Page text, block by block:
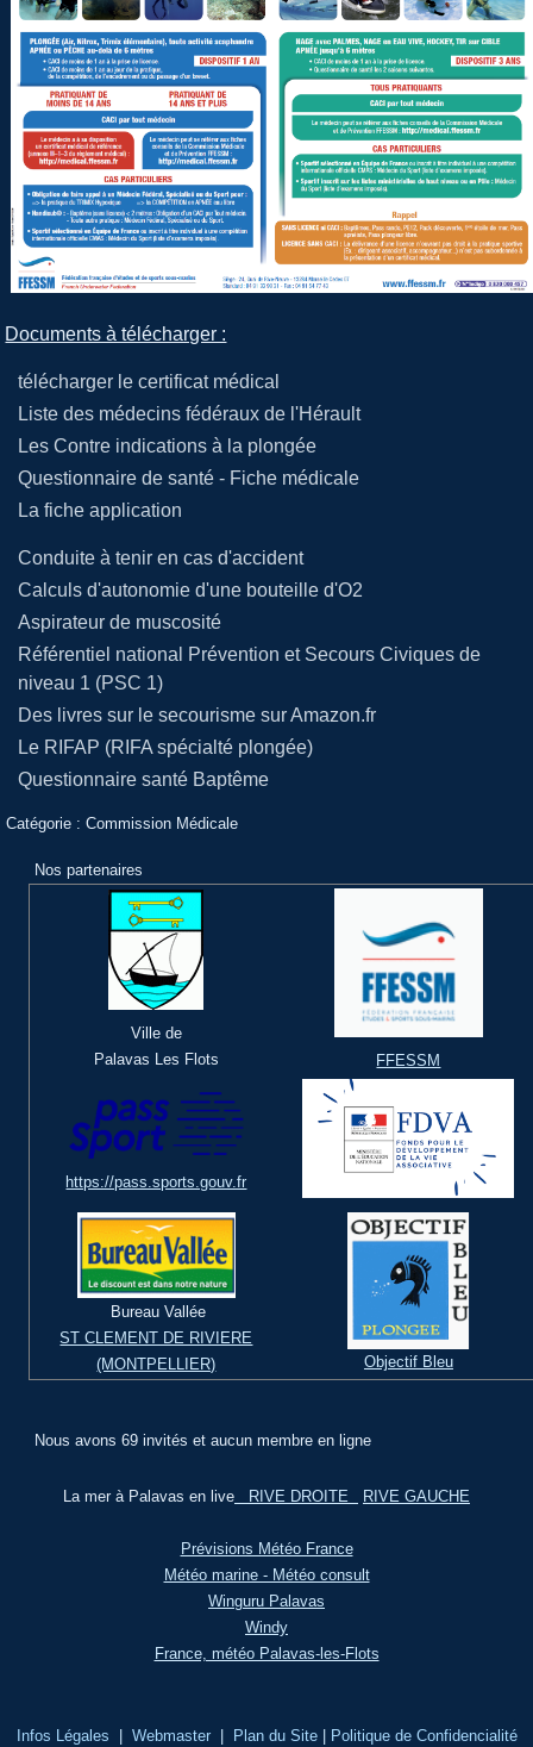
Documents à télécharger :
télécharger le certificat médical
Liste des médecins fédéraux de l'Hérault
Les Contre indications à la plongée
Questionnaire de santé - Fiche médicale
La fiche application
Conduite à tenir en cas d'accident
Calculs d'autonomie d'une bouteille d'O2
Aspirateur de muscosité
Référentiel national Prévention et Secours Civiques de
niveau 1 (PSC 1)
Des livres sur le secourisme sur Amazon.fr
Le RIFAP (RIFA spécialté plongée)
Questionnaire santé Baptême
Catégorie :Commission Médicale
Nos partenaires
Ville de
Palavas Les Flots
FFESSM
https://pass.sports.gouv.fr
Bureau Vallée
ST CLEMENT DE RIVIERE
(MONTPELLIER)
Objectif Bleu
Nous avons 69 invités et aucun membre en ligne
La mer à Palavas en live RIVE DROITE RIVE GAUCHE
Prévisions Météo France
Météo marine - Météo consult
Winguru Palavas
Windy
France, météo Palavas-les-Flots
Infos Légales Webmaster| Plan du Site| Politique de Confidencialité